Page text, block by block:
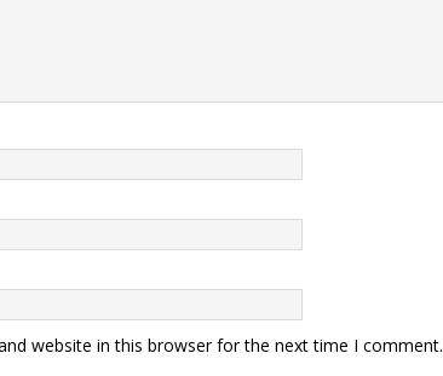
website in this browser for the next time I comment.